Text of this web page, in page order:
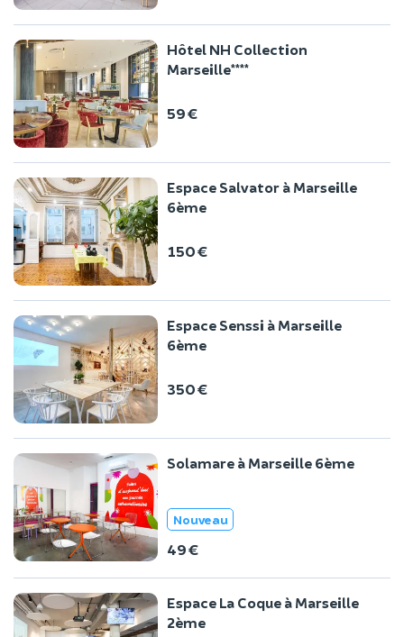
Hôtel NH Collection
Marseille****
59 €
Espace Salvator à Marseille
6ème
150 €
Espace Senssi à Marseille
6ème
350 €
Solamare à Marseille 6ème
Nouveau
49 €
Espace La Coque à Marseille
2ème